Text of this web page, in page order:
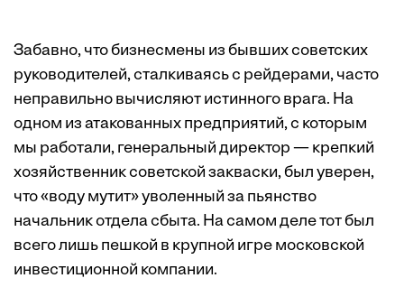
Забавно, что бизнесмены из бывших советских
руководителей, сталкиваясь с рейдерами, часто
неправильно вычисляют истинного врага. На
одном из атакованных предприятий, с которым
мы работали, генеральный директор — крепкий
хозяйственник советской закваски, был уверен,
что «воду мутит» уволенный за пьянство
начальник отдела сбыта. На самом деле тот был
всего лишь пешкой в крупной игре московской
инвестиционной компании.